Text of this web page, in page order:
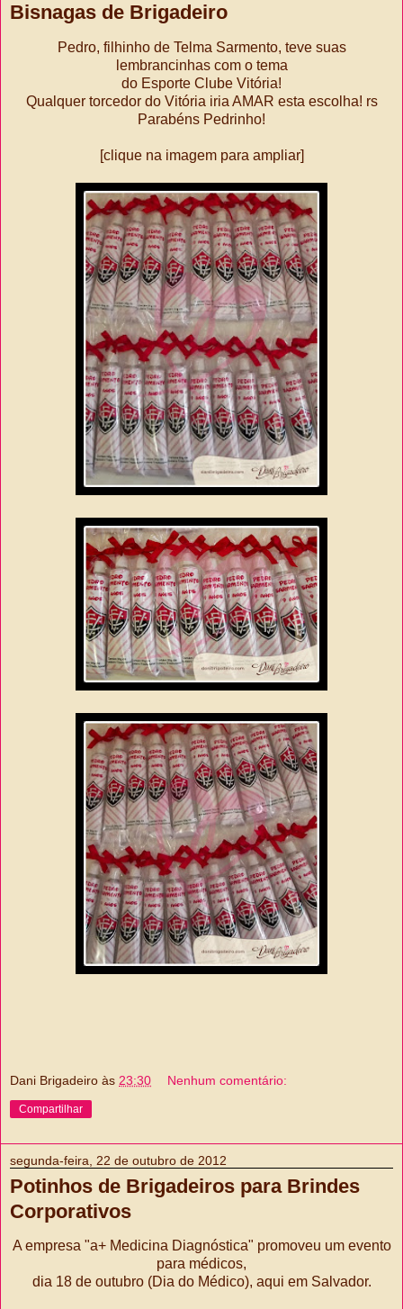
Bisnagas de Brigadeiro
Pedro, filhinho de Telma Sarmento, teve suas
lembrancinhas com o tema
do Esporte Clube Vitória!
Qualquer torcedor do Vitória iria AMAR esta escolha! rs
Parabéns Pedrinho!
[clique na imagem para ampliar]
Dani Brigadeiro às 23:30 Nenhum comentário:
Compartilhar
segunda-feira, 22 de outubro de 2012
Potinhos de Brigadeiros para Brindes
Corporativos
A empresa "a+ Medicina Diagnóstica" promoveu um evento
para médicos,
dia 18 de outubro (Dia do Médico), aqui em Salvador.